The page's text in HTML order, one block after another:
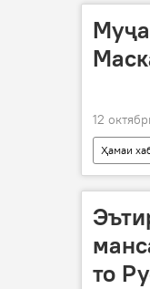
12
Ҳамаи
то